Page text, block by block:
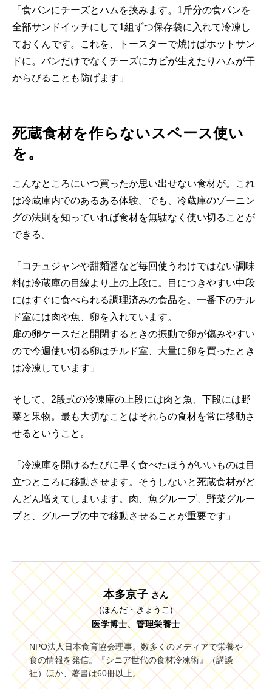
「食パンにチーズとハムを挟みます。1斤分の食パンを
全部サンドイッチにして1組ずつ保存袋に入れて冷凍し
ておくんです。これを、トースターで焼けばホットサン
ドに。パンだけでなくチーズにカビが生えたりハムが干
からびることも防げます」
死蔵食材を作らないスペース使い
を。
こんなところにいつ買ったか思い出せない食材が。これ
は冷蔵庫内でのあるある体験。でも、冷蔵庫のゾーニン
グの法則を知っていれば食材を無駄なく使い切ることが
できる。
「コチュジャンや甜麺醤など毎回使うわけではない調味
料は冷蔵庫の目線より上の上段に。目につきやすい中段
にはすぐに食べられる調理済みの食品を。一番下のチル
ド室には肉や魚、卵を入れています。
扉の卵ケースだと開閉するときの振動で卵が傷みやすい
ので今週使い切る卵はチルド室、大量に卵を買ったとき
は冷凍しています」
そして、2段式の冷凍庫の上段には肉と魚、下段には野
菜と果物。最も大切なことはそれらの食材を常に移動さ
せるということ。
「冷凍庫を開けるたびに早く食べたほうがいいものは目
立つところに移動させます。そうしないと死蔵食材がど
んどん増えてしまいます。肉、魚グループ、野菜グルー
プと、グループの中で移動させることが重要です」
本多京子 さん
(ほんだ・きょうこ)
医学博士、管理栄養士
NPO法人日本食育協会理事。数多くのメディアで栄養や
食の情報を発信。『シニア世代の食材冷凍術』（講談
社）ほか、著書は60冊以上。